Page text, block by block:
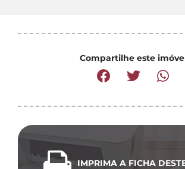
Compartilhe este
IMPRIMA A FICHA